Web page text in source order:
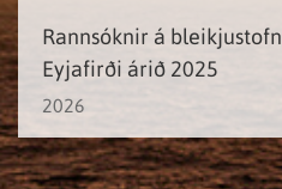
Rannsóknir á
Eyjafirði árið 2025
2026